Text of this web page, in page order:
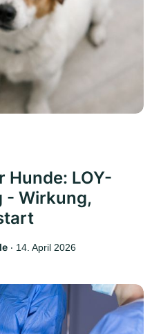
LOY-
- Wirkung,
‧ 14. April 2026